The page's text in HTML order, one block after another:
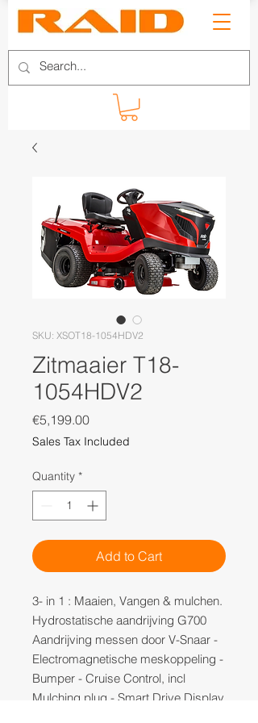
SKU: XSOT18-1054HDV2
Zitmaaier T18-
1054HDV2
€5,199.00Price
Sales Tax Included
Quantity *
Add to Cart
3- in 1 : Maaien, Vangen & mulchen.
Hydrostatische aandrijving G700
Aandrijving messen door V-Snaar -
Electromagnetische meskoppeling -
Bumper - Cruise Control, incl
Mulching plug - Smart Drive Display